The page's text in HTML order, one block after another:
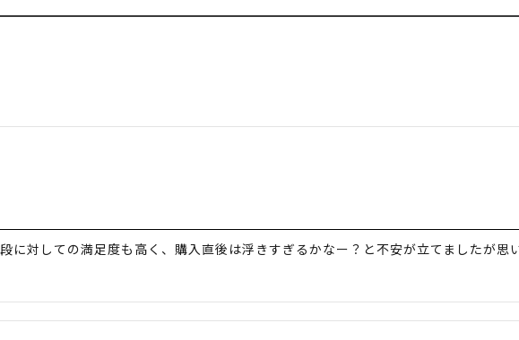
に対しての満足度も高く、購入直後は浮きすぎるかなー？と不安が立てましたが思